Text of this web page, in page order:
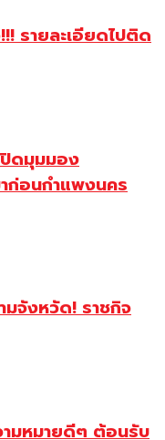
รายละเอียดไปติด
ดมุมมอง
ก่อนกำแพงนคร
มจังหวัด! ราชกิจ
มหมายดีๆ ต้อนรับ